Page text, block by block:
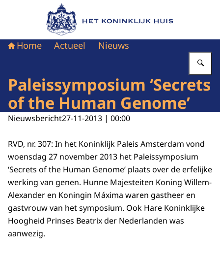
Naar de homepage van Het Koninklijk Huis
Home Actueel Nieuws
Paleissymposium ‘Secrets
of the Human Genome’
Nieuwsbericht27-11-2013 | 00:00
RVD, nr. 307: In het Koninklijk Paleis Amsterdam vond
woensdag 27 november 2013 het Paleissymposium
‘Secrets of the Human Genome’ plaats over de erfelijke
werking van genen. Hunne Majesteiten Koning Willem-
Alexander en Koningin Máxima waren gastheer en
gastvrouw van het symposium. Ook Hare Koninklijke
Hoogheid Prinses Beatrix der Nederlanden was
aanwezig.